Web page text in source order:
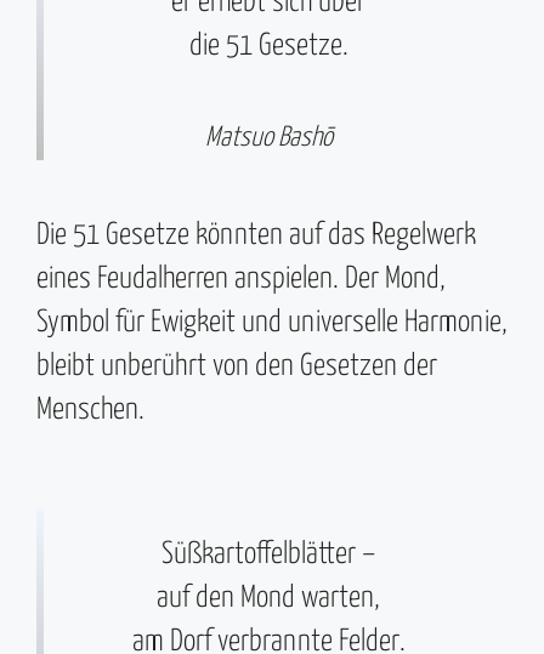
die 51 Gesetze.
Matsuo Bashō
Die 51 Gesetze könnten auf das Regelwerk
eines Feudalherren anspielen. Der Mond,
Symbol für Ewigkeit und universelle Harmonie,
bleibt unberührt von den Gesetzen der
Menschen.
Süßkartoffelblätter –
auf den Mond warten,
am Dorf verbrannte Felder.